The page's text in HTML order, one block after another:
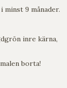
minst 9 månader.
inre kärna,
borta!